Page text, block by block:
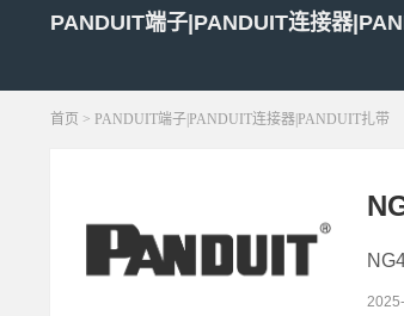
PANDUIT端子|PANDUIT连接器
首页 > PANDUIT端子|PANDUIT连接器|PANDUIT扎带